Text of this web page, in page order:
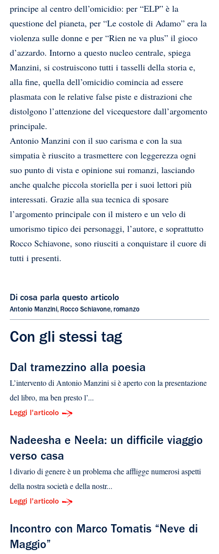
principe al centro dell’omicidio: per “ELP” è la
questione del pianeta, per “Le costole di Adamo” era la
violenza sulle donne e per “Rien ne va plus” il gioco
d’azzardo. Intorno a questo nucleo centrale, spiega
Manzini, si costruiscono tutti i tasselli della storia e,
alla fine, quella dell’omicidio comincia ad essere
plasmata con le relative false piste e distrazioni che
distolgono l’attenzione del vicequestore dall’argomento
principale.
Antonio Manzini con il suo carisma e con la sua
simpatia è riuscito a trasmettere con leggerezza ogni
suo punto di vista e opinione sui romanzi, lasciando
anche qualche piccola storiella per i suoi lettori più
interessati. Grazie alla sua tecnica di sposare
l’argomento principale con il mistero e un velo di
umorismo tipico dei personaggi, l’autore, e soprattutto
Rocco Schiavone, sono riusciti a conquistare il cuore di
tutti i presenti.
Di cosa parla questo articolo
Antonio Manzini, Rocco Schiavone, romanzo
Con gli stessi tag
Dal tramezzino alla poesia
L’intervento di Antonio Manzini si è aperto con la presentazione
del libro, ma ben presto l’...
Leggi l'articolo
Nadeesha e Neela: un difficile viaggio
verso casa
l divario di genere è un problema che affligge numerosi aspetti
della nostra società e della nostr...
Leggi l'articolo
Incontro con Marco Tomatis “Neve di
Maggio”